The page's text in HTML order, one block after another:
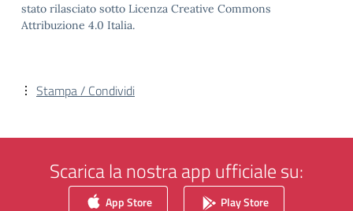
stato rilasciato sotto Licenza Creative Commons
Attribuzione 4.0 Italia.
Stampa / Condividi
Scarica la nostra app ufficiale su:
App Store Play Store